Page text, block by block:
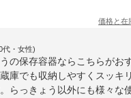
価格と在
代・女性)
の保存容器ならこちらがお
庫でも収納しやすくスッキ
らっきょう以外にも様々な